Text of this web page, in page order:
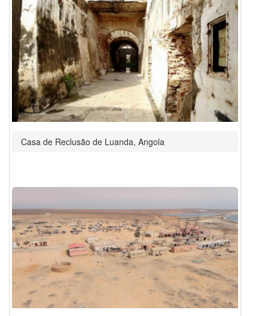
Casa de Reclusão de Luanda, Angola